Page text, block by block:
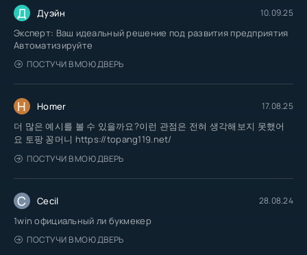
Д Дуэйн 10.09.25
Эксперт: Ваш идеальный решение под развития предприятия
Автоматизируйте
ПОСТУЧИ В МОЮ ДВЕРЬ
H Homer 17.08.25
더 많은 예시를 볼 수 있을까요?이런 관점은 전혀 생각해보지 못했어
요 토팡 꽁머니 https://topang119.net/
ПОСТУЧИ В МОЮ ДВЕРЬ
C Cecil 28.08.24
1win официальный ли букмекер
ПОСТУЧИ В МОЮ ДВЕРЬ